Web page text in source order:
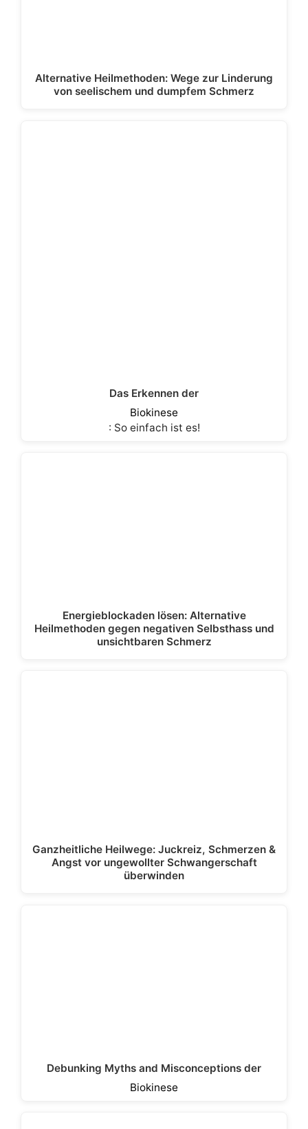
Alternative Heilmethoden: Wege zur Linderung
von seelischem und dumpfem Schmerz
Das Erkennen der
Biokinese
: So einfach ist es!
Energieblockaden lösen: Alternative
Heilmethoden gegen negativen Selbsthass und
unsichtbaren Schmerz
Ganzheitliche Heilwege: Juckreiz, Schmerzen &
Angst vor ungewollter Schwangerschaft
überwinden
Debunking Myths and Misconceptions der
Biokinese